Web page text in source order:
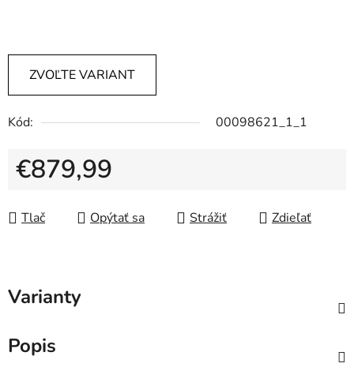
ZVOĽTE VARIANT
Kód: 00098621_1_1
€879,99
Tlač
Opýtať sa Strážiť Zdieľať
Varianty
Popis